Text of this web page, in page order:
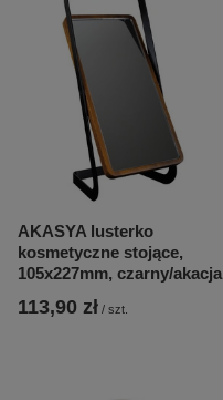
AKASYA lusterko
kosmetyczne stojące,
105x227mm, czarny/akacja
113,90 zł / szt.